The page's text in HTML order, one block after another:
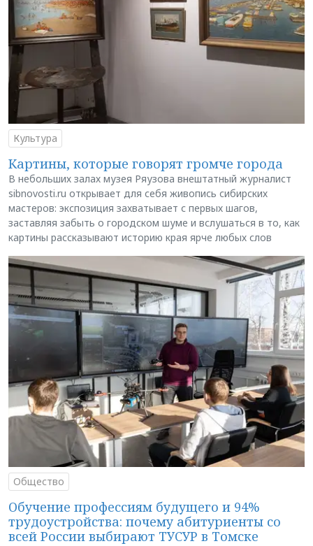
Культура
Картины, которые говорят громче города
В небольших залах музея Ряузова внештатный журналист
sibnovosti.ru открывает для себя живопись сибирских
мастеров: экспозиция захватывает с первых шагов,
заставляя забыть о городском шуме и вслушаться в то, как
картины рассказывают историю края ярче любых слов
Общество
Обучение профессиям будущего и 94%
трудоустройства: почему абитуриенты со
всей России выбирают ТУСУР в Томске